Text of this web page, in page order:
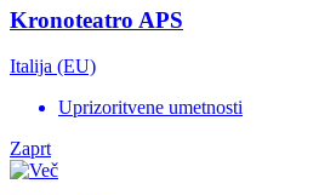
Kronoteatro APS
Italija (EU)
Uprizoritvene umetnosti
Zaprt